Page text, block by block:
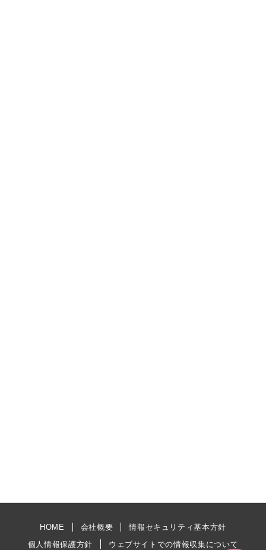
HOME 会社概要
情報セキュリティ基本方針
個人情報保護方針
ウェブサイトでの情報収集について